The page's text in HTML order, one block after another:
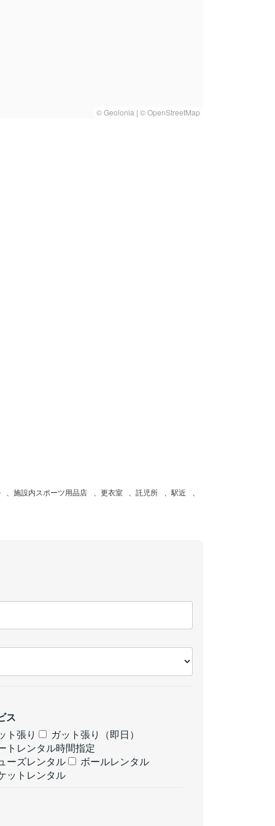
、施設内スポーツ用品店 、 更衣室 、託児所 、駅近 、
ス
ト張り
ガット張り（即日）
トレンタル時間指定
ーズレンタル
ボールレンタル
ットレンタル